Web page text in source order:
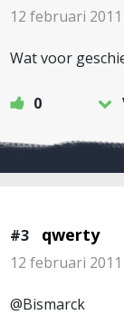
12 februari 2011
Wat voor
0
#3 qwerty
12 februari 2011
@Bismarck